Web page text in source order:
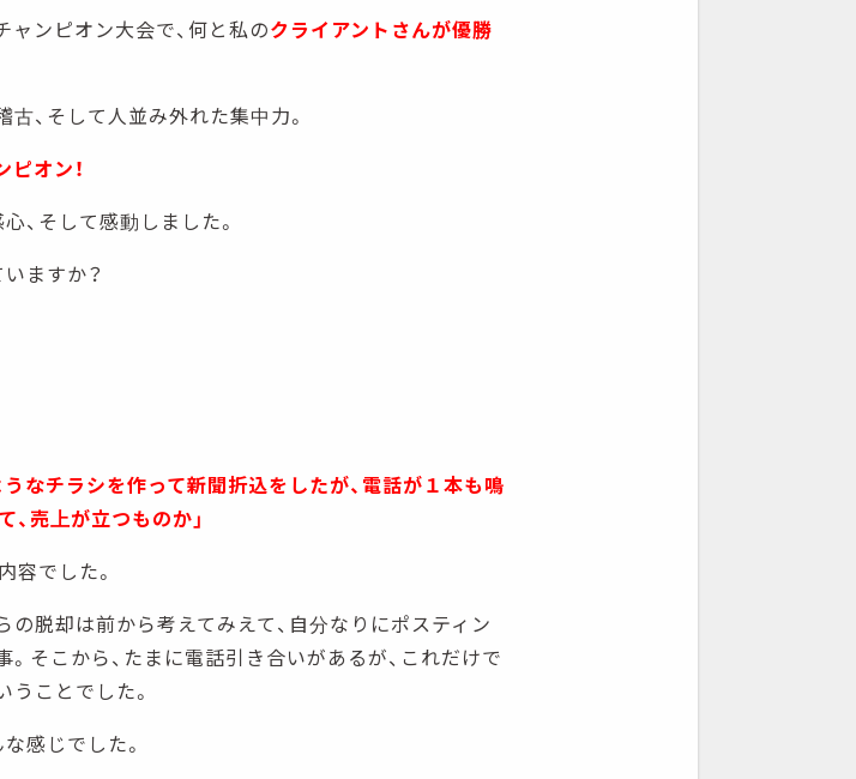
ンピオン大会で、何と私のクライアントさんが優勝
、そして人並み外れた集中力。
オン！
、そして感動しました。
ますか？
なチラシを作って新聞折込をしたが、電話が１本も鳴
売上が立つものか」
容でした。
脱却は前から考えてみえて、自分なりにポスティン
そこから、たまに電話引き合いがあるが、これだけで
ことでした。
感じでした。